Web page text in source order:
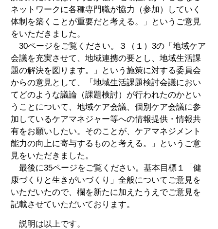
ネットワークに各種専門職が協力（参加）していく
体制を築くことが重要だと考える。」というご意見
をいただきました。
30ページをご覧ください。３（１）3の「地域ケア
会議を充実させて、地域連携の要とし、地域生活課
題の解決を図ります。」という施策に対する委員会
からの意見として、「地域生活課題検討会議におい
てどのような議論（課題検討）が行われたのかとい
うことについて、地域ケア会議、個別ケア会議に参
加しているケアマネジャー等への情報提供・情報共
有をお願いしたい。そのことが、ケアマネジメント
能力の向上に寄与するものと考える。」というご意
見をいただきました。
最後に35ページをご覧ください。基本目標１「健
康づくりと生きがいづくり」全般についてご意見を
いただいたので、欄を新たに加えたうえでご意見を
記載させていただいております。
説明は以上です。